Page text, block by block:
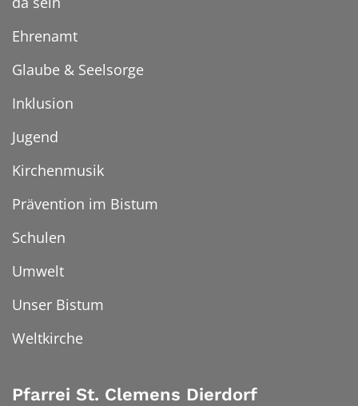
Ehrenamt
Glaube & Seelsorge
Inklusion
Jugend
Kirchenmusik
Prävention im Bistum
Schulen
Umwelt
Unser Bistum
Weltkirche
Pfarrei St. Clemens Dierdorf